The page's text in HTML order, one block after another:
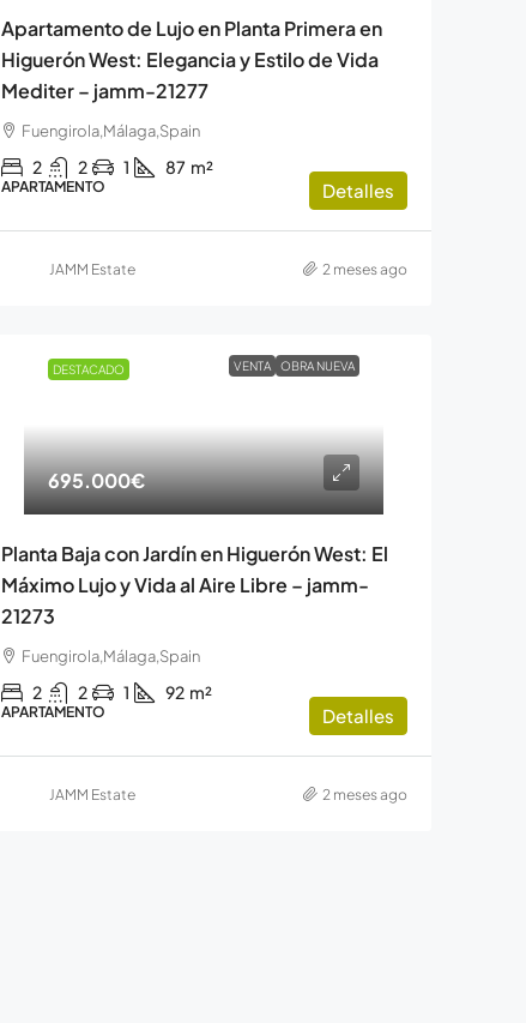
Apartamento de Lujo en Planta Primera en
Higuerón West: Elegancia y Estilo de Vida
Mediter – jamm-21277
Fuengirola,Málaga,Spain
2 2 1 87 m²
APARTAMENTO Detalles
JAMM Estate 2 meses ago
DESTACADO VENTA OBRA NUEVA
695.000€
Planta Baja con Jardín en Higuerón West: El
Máximo Lujo y Vida al Aire Libre – jamm-
21273
Fuengirola,Málaga,Spain
2 2 1 92 m²
APARTAMENTO Detalles
JAMM Estate 2 meses ago